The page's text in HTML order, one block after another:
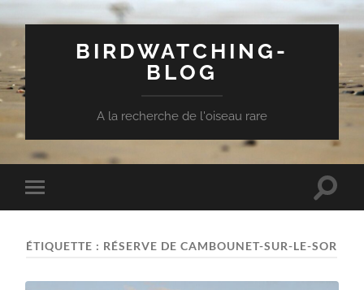
BIRDWATCHING-
BLOG
A la recherche de l'oiseau rare
Toggle
mobile
Toggle
ÉTIQUETTE : RÉSERVE DE CAMBOUNET-SUR-LE-SOR